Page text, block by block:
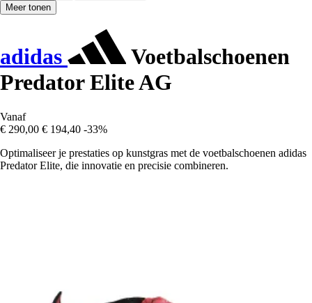
Meer tonen
adidas
Voetbalschoenen
Predator Elite AG
Vanaf
€ 290,00 € 194,40 -33%
Optimaliseer je prestaties op kunstgras met de voetbalschoenen adidas
Predator Elite, die innovatie en precisie combineren.